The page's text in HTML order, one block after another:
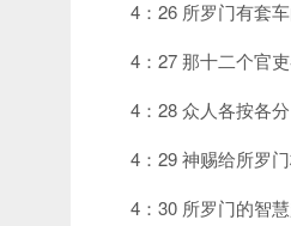
4：26 所罗门有套
4：27 那十二个官
4：28 众人各按各
4：29 神赐给所罗
4：30 所罗门的智